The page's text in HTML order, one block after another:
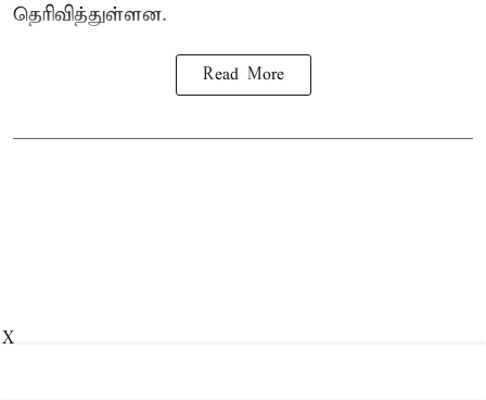
தெரிவித்துள்ளன.
Read More
X